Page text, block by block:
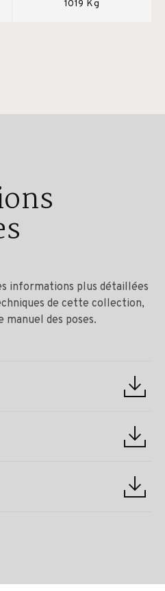
1019 Kg
informations plus détaillées
de cette collection,
des poses.